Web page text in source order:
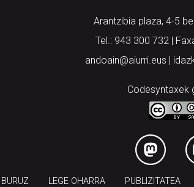
Arantzibia plaza, 4-5
Tel.: 943 300 732 |
andoain@aiurri.eus |
Codesyntaxek
LEGE OHARRA PUBLIZITATEA